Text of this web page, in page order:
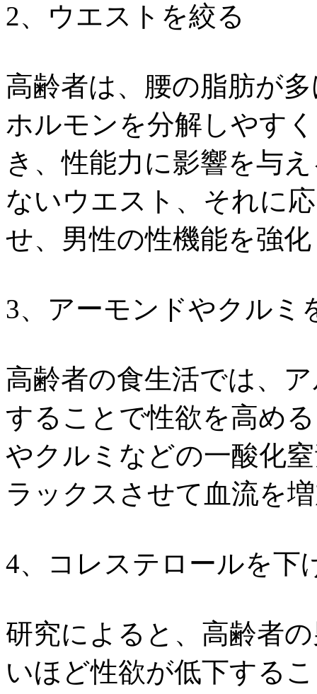
2、ウエストを絞る
高齢者は、腰の脂肪が
ホルモンを分解しやす
き、性能力に影響を与
ないウエスト、それに
せ、男性の性機能を強
3、アーモンドやクルミ
高齢者の食生活では、
することで性欲を高め
やクルミなどの一酸化
ラックスさせて血流を
4、コレステロールを下
研究によると、高齢者
いほど性欲が低下する